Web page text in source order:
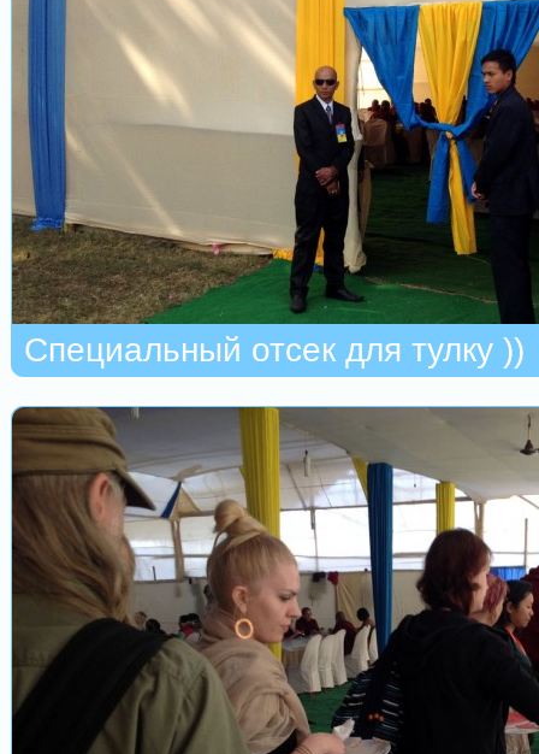
Специальный отсек для тулку ))